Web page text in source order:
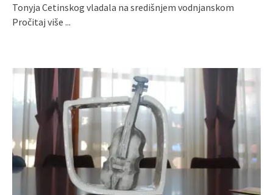
Tonyja Cetinskog vladala na središnjem vodnjanskom
Pročitaj više ...